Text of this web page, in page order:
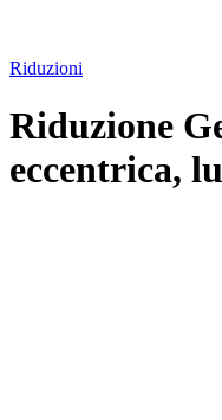
Riduzioni
Riduzione
eccentrica,